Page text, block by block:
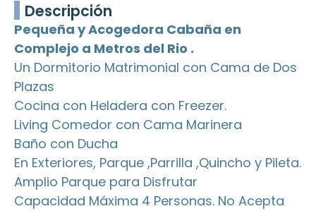
Descripción
Pequeña y Acogedora Cabaña en
Complejo a Metros del Rio .
Un Dormitorio Matrimonial con Cama de Dos
Plazas
Cocina con Heladera con Freezer.
Living Comedor con Cama Marinera
Baño con Ducha
En Exteriores, Parque ,Parrilla ,Quincho y Pileta.
Amplio Parque para Disfrutar
Capacidad Máxima 4 Personas. No Acepta